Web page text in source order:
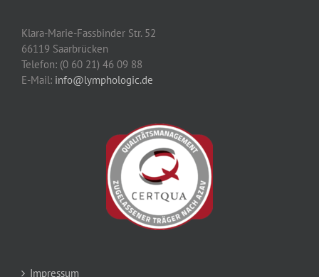
Klara-Marie-Fassbinder Str. 52
66119 Saarbrücken
Telefon: (0 60 21) 46 09 88
E-Mail: info@lymphologic.de
Impressum